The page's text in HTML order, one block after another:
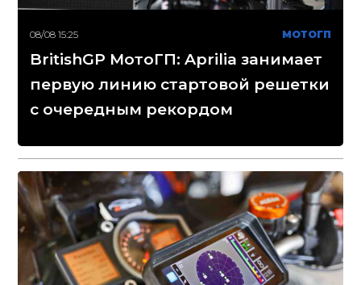
08/08 15:25 МОТОГП
BritishGP МотоГП: Aprilia занимает
первую линию стартовой решетки
с очередным рекордом